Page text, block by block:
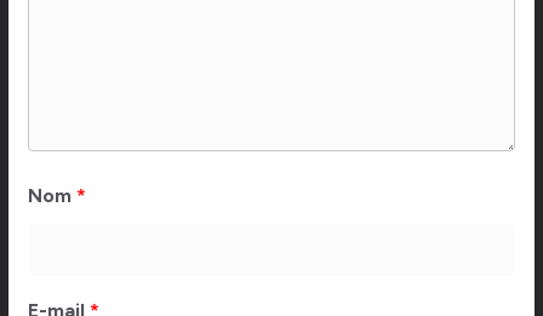
Nom *
E-mail *